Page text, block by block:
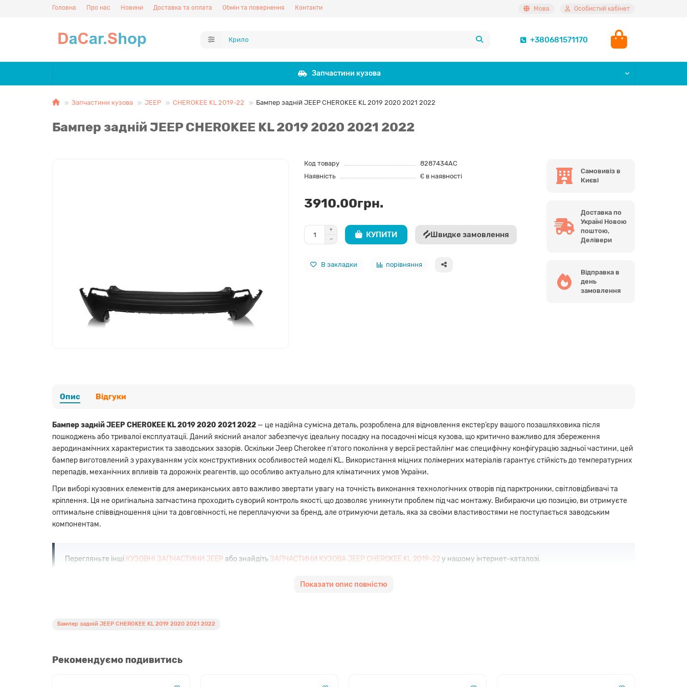
Головна Про нас Новини Доставка та оплата Обмін та повернення Контакти Мова Особистий кабінет
+380681571170
Запчастини кузова
Запчастини кузова JEEP CHEROKEE KL 2019-22 Бампер задній JEEP CHEROKEE KL 2019 2020 2021 2022
Бампер задній JEEP CHEROKEE KL 2019 2020 2021 2022
Код товару
8287434AC
Наявність
Є в наявності
3910.00грн.
КУПИТИ Швидке замовлення
В закладки порівняння
Самовивіз в
Києві
Доставка по
Україні Новою
поштою,
Делівери
Відправка в
день
замовлення
Опис Відгуки
Бампер задній JEEP CHEROKEE KL 2019 2020 2021 2022 — це надійна сумісна деталь, розроблена для відновлення екстер’єру вашого позашляховика після
пошкоджень або тривалої експлуатації. Даний якісний аналог забезпечує ідеальну посадку на посадочні місця кузова, що критично важливо для збереження
аеродинамічних характеристик та заводських зазорів. Оскільки Jeep Cherokee п'ятого покоління у версії рестайлінг має специфічну конфігурацію задньої частини, цей
бампер виготовлений з урахуванням усіх конструктивних особливостей моделі KL. Використання міцних полімерних матеріалів гарантує стійкість до температурних
перепадів, механічних впливів та дорожніх реагентів, що особливо актуально для кліматичних умов України.
При виборі кузовних елементів для американських авто важливо звертати увагу на точність виконання технологічних отворів під парктроники, світловідбивачі та
кріплення. Ця не оригінальна запчастина проходить суворий контроль якості, що дозволяє уникнути проблем під час монтажу. Вибираючи цю позицію, ви отримуєте
оптимальне співвідношення ціни та довговічності, не переплачуючи за бренд, але отримуючи деталь, яка за своїми властивостями не поступається заводським
компонентам.
Перегляньте інші КУЗОВНІ ЗАПЧАСТИНИ JEEPабо знайдіть ЗАПЧАСТИНИ КУЗОВА JEEP CHEROKEE KL 2019-22 у нашому інтернет-каталозі.
Міцний матеріал:Виготовлено з ABS-пластику або поліпропілену високої щільності, що витримує вібраційні навантаження.
Сумісність з обладнанням:Передбачені місця для встановлення штатних кріплень та підсилювача.
Показати опис повністю
Бампер задній JEEP CHEROKEE KL 2019 2020 2021 2022
Рекомендуємо подивитись